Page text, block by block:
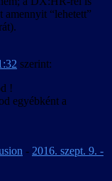
“lehetett”
szerint:
!
egyébként a
- 2016. szept. 9. -